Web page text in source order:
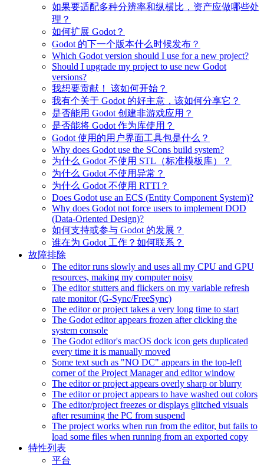
如果要适配多种分辨率和纵横比，资产应做哪些处
理？
如何扩展 Godot？
Godot 的下一个版本什么时候发布？
Which Godot version should I use for a new project?
Should I upgrade my project to use new Godot
versions?
我想要贡献！ 该如何开始？
我有个关于 Godot 的好主意，该如何分享它？
是否能用 Godot 创建非游戏应用？
是否能将 Godot 作为库使用？
Godot 使用的用户界面工具包是什么？
Why does Godot use the SCons build system?
为什么 Godot 不使用 STL（标准模板库）？
为什么 Godot 不使用异常？
为什么 Godot 不使用 RTTI？
Does Godot use an ECS (Entity Component System)?
Why does Godot not force users to implement DOD
(Data-Oriented Design)?
如何支持或参与 Godot 的发展？
谁在为 Godot 工作？如何联系？
故障排除
The editor runs slowly and uses all my CPU and GPU
resources, making my computer noisy
The editor stutters and flickers on my variable refresh
rate monitor (G-Sync/FreeSync)
The editor or project takes a very long time to start
The Godot editor appears frozen after clicking the
system console
The Godot editor's macOS dock icon gets duplicated
every time it is manually moved
Some text such as "NO DC" appears in the top-left
corner of the Project Manager and editor window
The editor or project appears overly sharp or blurry
The editor or project appears to have washed out colors
The editor/project freezes or displays glitched visuals
after resuming the PC from suspend
The project works when run from the editor, but fails to
load some files when running from an exported copy
特性列表
平台